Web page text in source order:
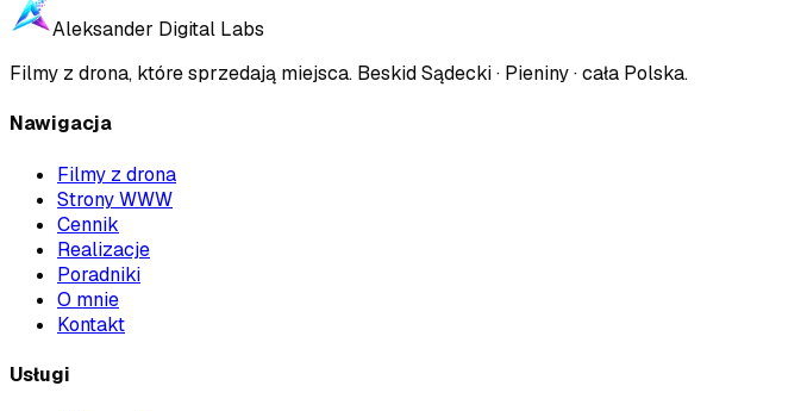
Aleksander Digital Labs
Filmy z drona, które sprzedają miejsca. Beskid Sądecki · Pieniny · cała Polska.
Nawigacja
Filmy z drona
Strony WWW
Cennik
Realizacje
Poradniki
O mnie
Kontakt
Usługi